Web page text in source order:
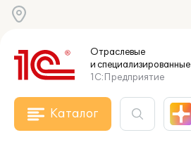
Отраслевые
и специализированные
1С:Предприятие
Каталог